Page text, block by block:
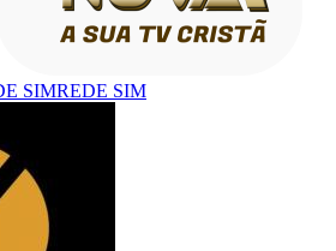
REDE SIM